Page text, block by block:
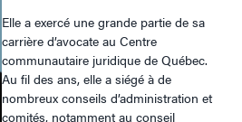
Elle a exercé une grande partie de sa
carrière d’avocate au Centre
communautaire juridique de Québec.
Au fil des ans, elle a siégé à de
nombreux conseils d’administration et
comités, notamment au conseil